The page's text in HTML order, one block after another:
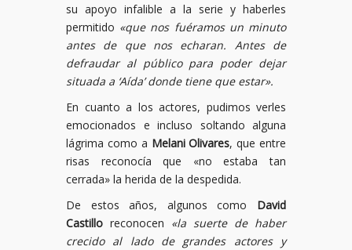
su apoyo infalible a la serie y haberles
permitido «que nos fuéramos un minuto
antes de que nos echaran. Antes de
defraudar al público para poder dejar
situada a ‘Aída’ donde tiene que estar».
En cuanto a los actores, pudimos verles
emocionados e incluso soltando alguna
lágrima como a Melani Olivares, que entre
risas reconocía que «no estaba tan
cerrada» la herida de la despedida.
De estos años, algunos como David
Castillo reconocen «la suerte de haber
crecido al lado de grandes actores y